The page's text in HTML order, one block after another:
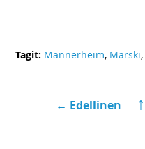
Tagit: Mannerheim, Marski
← Edellinen